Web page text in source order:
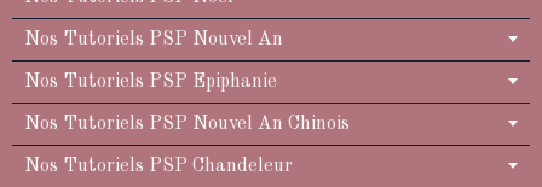
Nos Tutoriels PSP Nouvel An
Nos Tutoriels PSP Epiphanie
Nos Tutoriels PSP Nouvel An Chinois
Nos Tutoriels PSP Chandeleur